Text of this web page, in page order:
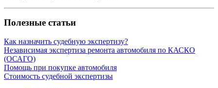
Полезные статьи
Как назначить судебную экспертизу?
Независимая экспертиза ремонта автомобиля по КАСКО
(ОСАГО)
Помощь при покупке автомобиля
Стоимость судебной экспертизы